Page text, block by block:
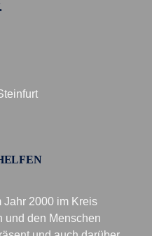
Jahr 2000 im Kreis
und den Menschen